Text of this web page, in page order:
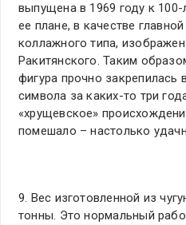
выпущена в 1969 году к
ее плане, в качестве
коллажного типа,
Ракитянского. Таким
фигура прочно закрепилась
символа за каких-то три
«хрущевское»
помешало – настолько
9. Вес изготовленной из
тонны. Это нормальный